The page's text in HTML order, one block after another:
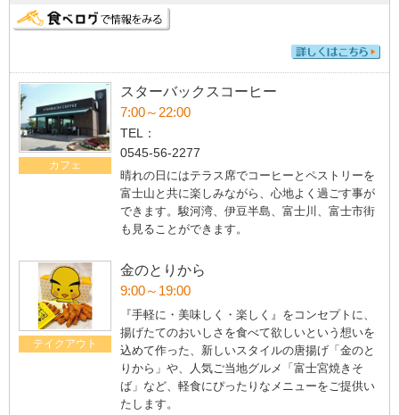
カフェ
スターバックスコーヒー
7:00～22:00
TEL：
0545-56-2277
晴れの日にはテラス席でコーヒーとペストリーを
富士山と共に楽しみながら、心地よく過ごす事が
できます。駿河湾、伊豆半島、富士川、富士市街
も見ることができます。
テイクアウト
金のとりから
9:00～19:00
『手軽に・美味しく・楽しく』をコンセプトに、
揚げたてのおいしさを食べて欲しいという想いを
込めて作った、新しいスタイルの唐揚げ「金のと
りから」や、人気ご当地グルメ「富士宮焼きそ
ば」など、軽食にぴったりなメニューをご提供い
たします。